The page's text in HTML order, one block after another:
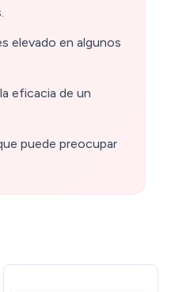
elevado en algunos
eficacia de un
puede preocupar